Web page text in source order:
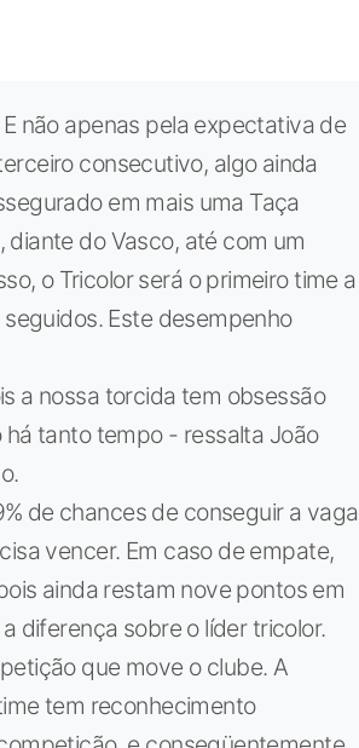
não apenas pela expectativa de
consecutivo, algo ainda
em mais uma Taça
do Vasco, até com um
o Tricolor será o primeiro time a
Este desempenho
a nossa torcida tem obsessão
tanto tempo - ressalta João
de chances de conseguir a vaga
vencer. Em caso de empate,
ainda restam nove pontos em
diferença sobre o líder tricolor.
que move o clube. A
tem reconhecimento